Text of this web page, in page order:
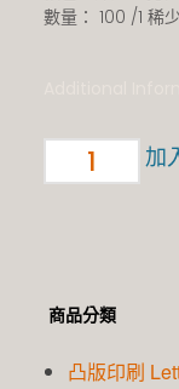
數量： 100 /1 稀少
加
商品分類
凸版印刷